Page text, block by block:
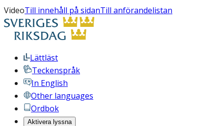
VideoTill innehåll på sidanTill anförandelistan
Lättläst
Teckenspråk
In English
Other languages
Ordbok
Aktivera lyssna